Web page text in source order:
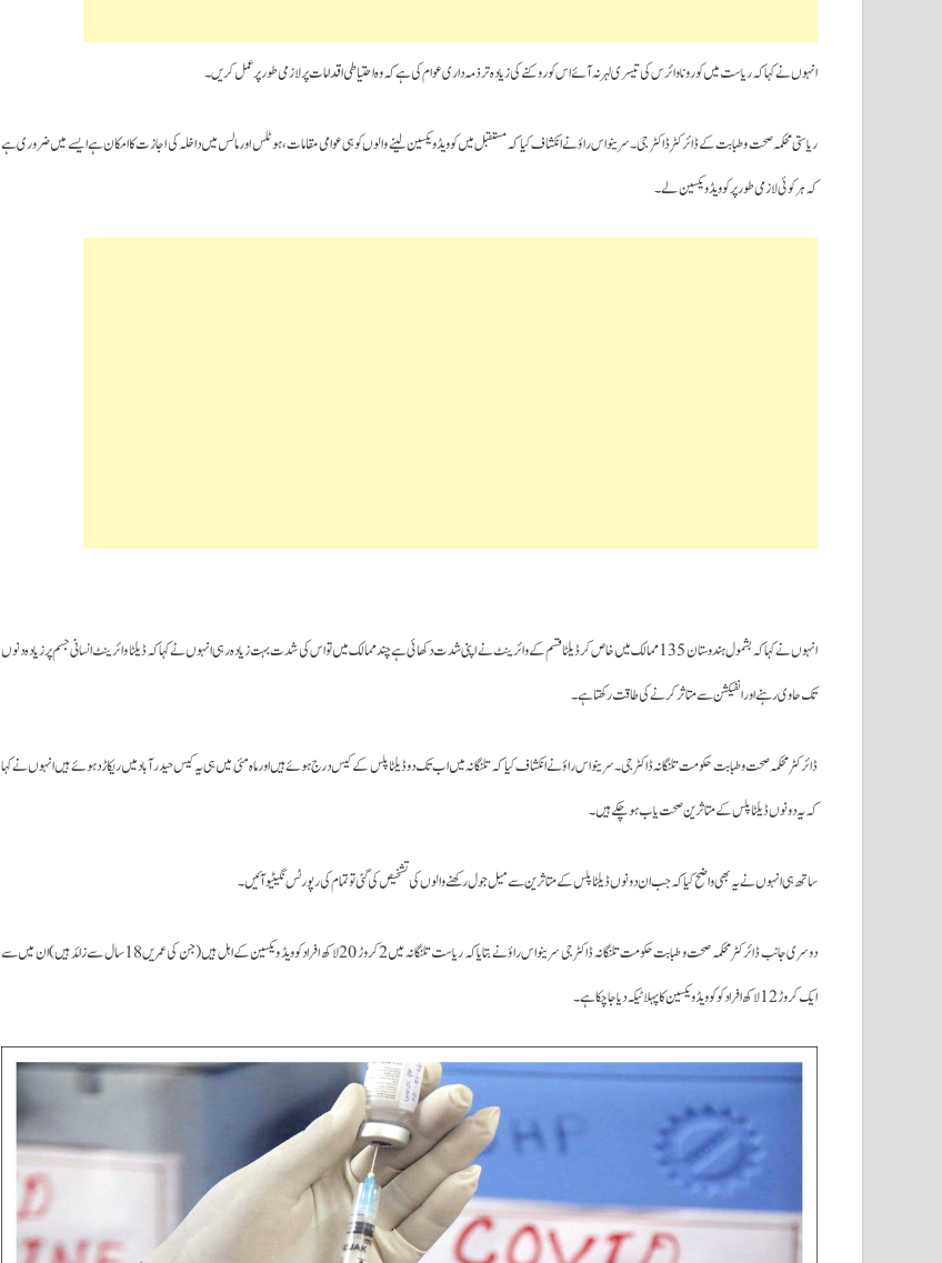
انہوں نے کہا کہ ریاست میں کورونا وائرس کی تیسری لہر نہ آئے اس کو روکنے کی زیادہ تر ذمہ داری عوام کی ہے کہ وہ احتیاطی اقدامات پر لازمی طور پر عمل کریں۔
ریاستی محکمہ صحت و طبابت کے ڈائرکٹر ڈاکٹر جی۔سرینواس راؤ نے انکشاف کیا کہ مستقبل میں کوویڈ ویکسین لینے والوں کو ہی عوامی مقامات،ہوٹلس اور مالس میں داخلہ کی اجازت کا امکان ہے ایسے میں ضروری ہے
کہ ہر کوئی لازمی طور پر کوویڈ ویکسین لے۔
انہوں نے کہا کہ بشمول ہندوستان 135 ممالک میں خاص کر ڈیلٹا قسم کے وائرینٹ نے اپنی شدت دکھائی ہے چند ممالک میں تو اس کی شدت بہت زیادہ رہی انہوں نے کہا کہ ڈیلٹا وائرینٹ انسانی جسم پر زیادہ دنوں
تک حاوی رہنے اور انفیکشن سے متاثر کرنے کی طاقت رکھتا ہے۔
ڈائرکٹر محکمہ صحت و طبابت حکومت تلنگانہ ڈاکٹر جی۔سرینواس راؤ نے انکشاف کیا کہ تلنگانہ میں اب تک دو ڈیلٹا پلس کے کیس درج ہوئے ہیں اور ماہ مئی میں ہی یہ کیس حیدرآباد میں ریکاڑد ہوئے ہیں انہوں نے کہا
کہ یہ دونوں ڈیلٹا پلس کے متاثرین صحت یاب ہوچکے ہیں۔
ساتھ ہی انہوں نے یہ بھی واضح کیا کہ جب ان دونوں ڈیلٹا پلس کے متاثرین سے میل جول رکھنے والوں کی تشخیص کی گئی تو تمام کی رپورٹس نگیٹیو آئیں۔
دوسری جانب ڈائرکٹر محکمہ صحت و طبابت حکومت تلنگانہ ڈاکٹر جی سرینواس راؤ نے بتایا کہ ریاست تلنگانہ میں 2 کروڑ 20 لاکھ افراد کوویڈ ویکسین کے اہل ہیں( جن کی عمریں 18سال سے زائد ہیں) ان میں سے
ایک کروڑ 12 لاکھ افراد کو کوویڈ ویکسین کا پہلاٹیکہ دیا جاچکاہے۔